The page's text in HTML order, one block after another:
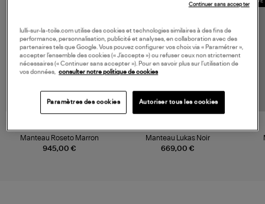
945,00 €
MAX MARA
Manteau Roseto Marron
669,00 €
MAX MARA
Manteau Lukas Noir
lulli-sur-la-toile.com utilise des cookies et technologies similaires à des fins de
performance, personnalisation, publicité et analyses, en collaboration avec des
partenaires tels que Google. Vous pouvez configurer vos choix via « Paramétrer »,
accepter l’ensemble des cookies (« J’accepte ») ou refuser ceux non strictement
nécessaires (« Continuer sans accepter »). Pour en savoir plus sur l’utilisation de
vos données, consulter notre politique de cookies
Paramètres des cookies Autoriser tous les cookies
Continuer sans accepter